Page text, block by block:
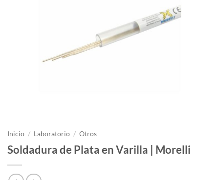
Inicio / Laboratorio / Otros
Soldadura de Plata en Varilla | Morelli